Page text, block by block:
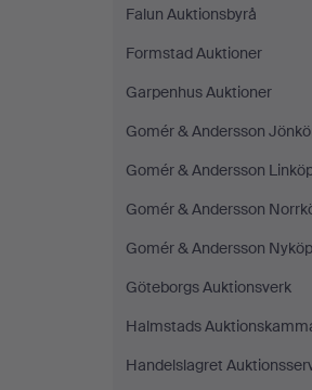
Falun Auktionsbyrå
Formstad Auktioner
Garpenhus Auktioner
Gomér & Andersson
Gomér & Andersson
Gomér & Andersson
Gomér & Andersson
Göteborgs Auktionsverk
Halmstads
Handelslagret